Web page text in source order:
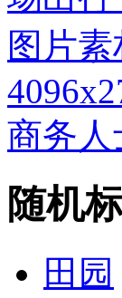
商务
随机
田园